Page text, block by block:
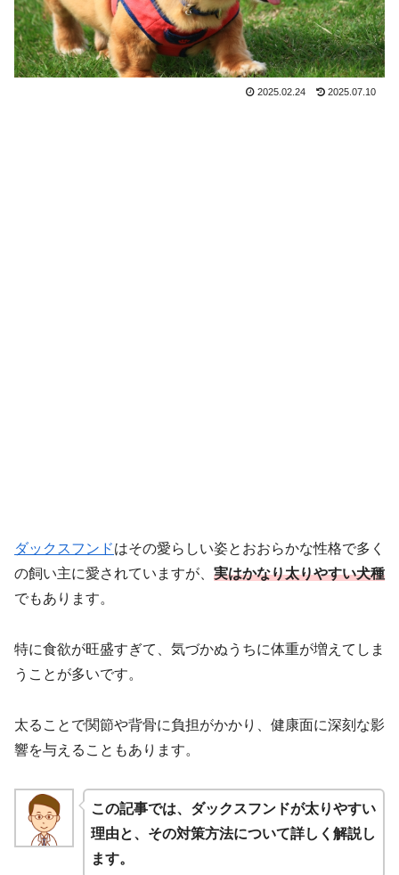
2025.02.24 2025.07.10
ダックスフンドはその愛らしい姿とおおらかな性格で多く
の飼い主に愛されていますが、 実はかなり太りやすい犬種
でもあります。
特に食欲が旺盛すぎて、気づかぬうちに体重が増えてしま
うことが多いです。
太ることで関節や背骨に負担がかかり、健康面に深刻な影
響を与えることもあります。
この記事では、ダックスフンドが太りやすい
理由と、その対策方法について詳しく解説し
ます。